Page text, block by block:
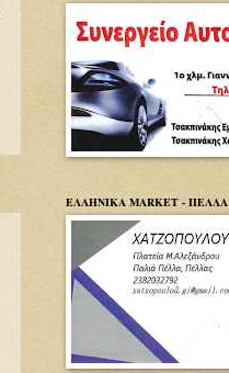
ΕΛΛΗΝΙΚΑ MARKET - ΠΕΛΛΑ